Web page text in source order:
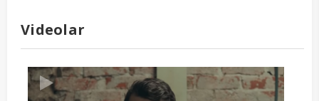
Videolar